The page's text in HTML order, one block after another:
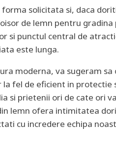
solicitata si, daca
de lemn pentru
si punctul central de
este lunga.
moderna, va sugeram
la fel de eficient in
si prietenii ori de cate ori
lemn ofera intimitatea
cu incredere echipa